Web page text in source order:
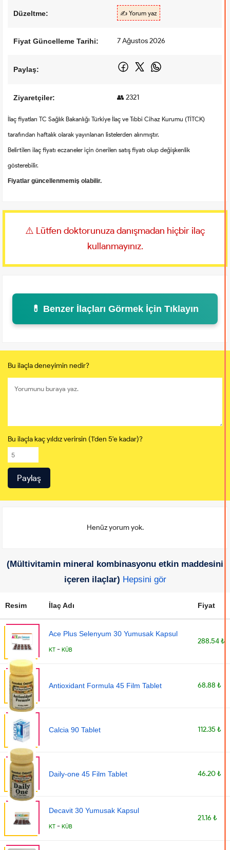
Düzeltme: ✍️ Yorum yaz
Fiyat Güncelleme Tarihi: 7 Ağustos 2026
Paylaş:
Ziyaretçiler: 👥 2321
İlaç fiyatları TC Sağlık Bakanlığı Türkiye İlaç ve Tıbbi Cihaz Kurumu (TİTCK)
tarafından haftalık olarak yayınlanan listelerden alınmıştır.
Belirtilen ilaç fiyatı eczaneler için önerilen satış fiyatı olup değişkenlik
gösterebilir.
Fiyatlar güncellenmemiş olabilir.
⚠️ Lütfen doktorunuza danışmadan hiçbir ilaç
kullanmayınız.
💊 Benzer İlaçları Görmek İçin Tıklayın
Bu ilaçla deneyimin nedir?
Bu ilaçla kaç yıldız verirsin (1'den 5'e kadar)?
Henüz yorum yok.
(Mültivitamin mineral kombinasyonu etkin maddesini
içeren ilaçlar) Hepsini gör
Resim İlaç Adı Fiyat
Ace Plus Selenyum 30 Yumusak Kapsul
KT - KÜB
288.54 ₺
Antioxidant Formula 45 Film Tablet 68.88 ₺
Calcia 90 Tablet 112.35 ₺
Daily-one 45 Film Tablet 46.20 ₺
Decavit 30 Yumusak Kapsul
KT - KÜB
21.16 ₺